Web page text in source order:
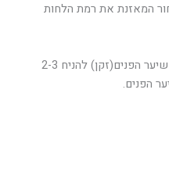
המאזנת את רמת הלחות
לאחר החפיפה יש לייבש מעט את שיער הפנים(זקן) להניח 2-3
הפנים.